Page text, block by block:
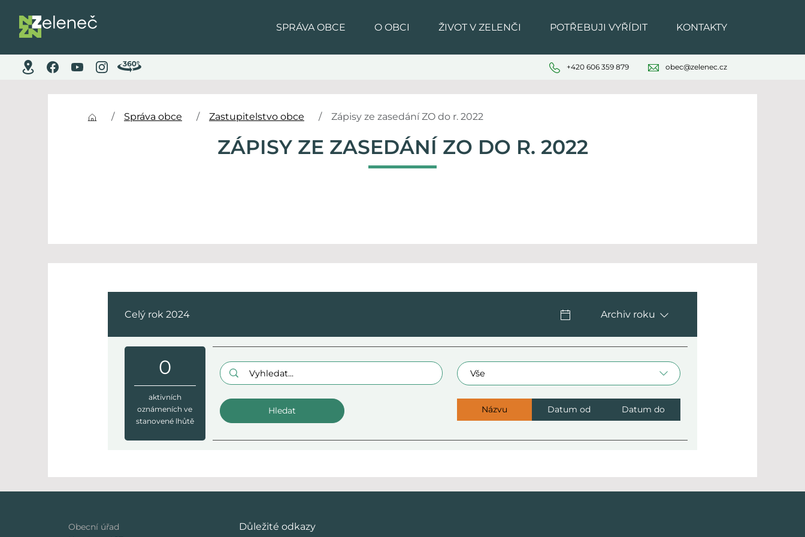
SPRÁVA OBCE O OBCI ŽIVOT V ZELENČI POTŘEBUJI VYŘÍDIT KONTAKTY
+420 606 359 879 obec@zelenec.cz
Správa obce Zastupitelstvo obce Zápisy ze zasedání ZO do r. 2022
ZÁPISY ZE ZASEDÁNÍ ZO DO R. 2022
Celý rok 2024 Archiv roku
0
aktivních
oznámeních ve
stanovené lhůtě
Hledaný výraz: Oblast
Názvu Datum od Datum do
Obecní úřad
Důležité odkazy